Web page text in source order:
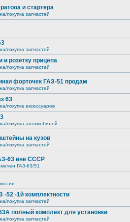
и стартера
покупка запчастей
покупка запчастей
розетку прицепа
покупка запчастей
форточек ГАЗ-51 продам
покупка запчастей
63
покупка аксессуаров
покупка автомобилей
на кузов
покупка запчастей
63 вне СССР
ГАЗ-63/51
-52 -1й комплектности
покупка запчастей
полный комплект для установки
покупка запчастей